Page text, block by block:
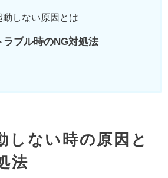
動しない原因とは
ブル時のNG対処法
しない時の原因と
法